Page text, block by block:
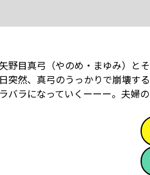
野目真弓（やのめ・まゆみ）
突然、真弓のうっかりで崩壊す
バラになっていくーーー。夫婦